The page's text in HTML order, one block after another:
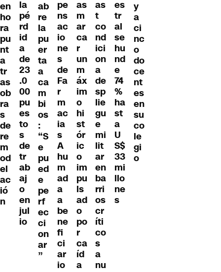
en
ho
ra
pu
nt
a
tr
as
ob
ra
s
de
re
m
od
el
ac
ió
n
la
pé
rd
id
a
de
23
.0
00
pu
es
to
s
de
tr
ab
aj
o
en
jul
io
ab
re
la
pu
er
ta
a
ca
m
bi
os
:
“S
e
pu
ed
e
pe
rf
ec
ci
on
ar
”
pe
ns
ac
io
ne
s
de
Fa
r
m
ac
ia
s
A
hu
m
ad
a
a
be
ne
fi
ci
ar
io
as
m
ar
ca
r
un
m
áx
im
o
hi
st
ór
ic
o
im
pu
ls
ad
o
po
r
ca
íd
a
as
t
co
nd
ici
on
a
de
sp
lie
gu
e
mi
lit
ar
en
ba
rri
os
cr
íti
co
s
a
nu
es
tr
al
se
hu
nd
e
74
%
ha
st
a
U
S$
33
mi
llo
ne
s
y
a
ci
nc
o
do
ce
nt
es
en
su
co
le
gi
o